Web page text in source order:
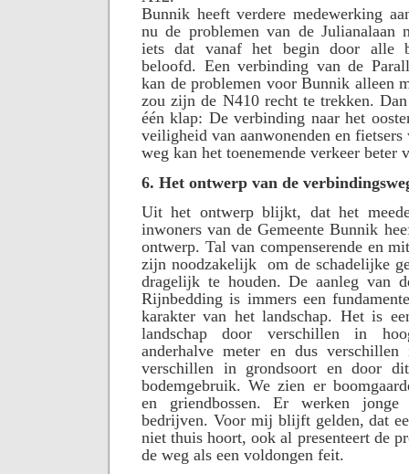
Bunnik heeft verdere medewerking
nu de problemen van de Julianalaan
iets dat vanaf het begin door alle
beloofd. Een verbinding van de
kan de problemen voor Bunnik alleen
zou zijn de N410 recht te trekken.
één klap: De verbinding naar het
veiligheid van aanwonenden en
weg kan het toenemende verkeer beter
6. Het ontwerp van de
Uit het ontwerp blijkt, dat het
inwoners van de Gemeente Bunnik
ontwerp. Tal van compenserende en
zijn noodzakelijk
om de schadelijke
dragelijk te houden. De aanleg van
Rijnbedding is immers een
karakter van het landschap. Het is
landschap door verschillen in
anderhalve meter en dus
verschillen in grondsoort en door
bodemgebruik. We zien er
en griendbossen. Er werken jonge
bedrijven. Voor mij blijft gelden, dat
niet thuis hoort, ook al presenteert de
de weg als een voldongen feit.